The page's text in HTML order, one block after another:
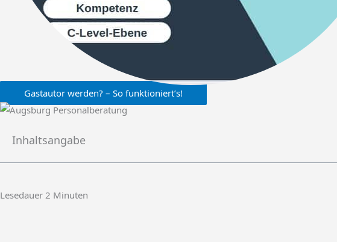
Gastautor werden? – So funktioniert’s!
Inhaltsangabe
Lesedauer 2 Minuten